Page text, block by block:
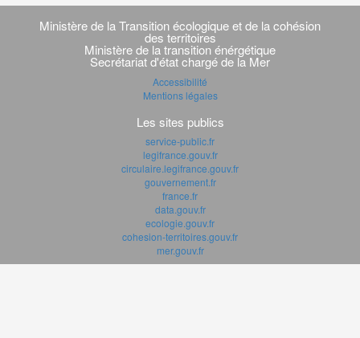
Navigation
transverse
Ministère de la Transition écologique et de la cohésion
des territoires
Ministère de la transition énérgétique
Secrétariat d'état chargé de la Mer
Accessibilité
Mentions légales
Les sites publics
service-public.fr
legifrance.gouv.fr
circulaire.legifrance.gouv.fr
gouvernement.fr
france.fr
data.gouv.fr
ecologie.gouv.fr
cohesion-territoires.gouv.fr
mer.gouv.fr